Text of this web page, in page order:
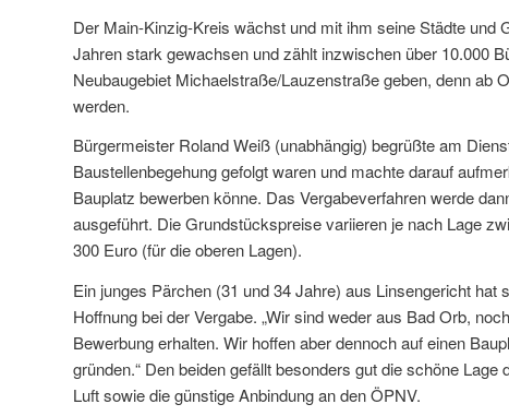
Der Main-Kinzig-Kreis wächst und mit ihm seine Städte
Jahren stark gewachsen und zählt inzwischen über 10.000
Neubaugebiet Michaelstraße/Lauzenstraße geben, denn ab
werden.
Bürgermeister Roland Weiß (unabhängig) begrüßte am
Baustellenbegehung gefolgt waren und machte darauf
Bauplatz bewerben könne. Das Vergabeverfahren werde
ausgeführt. Die Grundstückspreise variieren je nach Lage
300 Euro (für die oberen Lagen).
Ein junges Pärchen (31 und 34 Jahre) aus Linsengericht
Hoffnung bei der Vergabe. „Wir sind weder aus Bad Orb,
Bewerbung erhalten. Wir hoffen aber dennoch auf einen
gründen.“ Den beiden gefällt besonders gut die schöne
Luft sowie die günstige Anbindung an den ÖPNV.